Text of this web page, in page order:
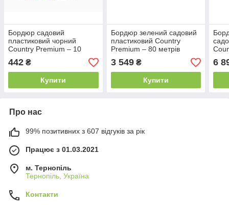
Бордюр садовий
пластиковий чорний
Country Premium – 10
метрів
442 ₴
Купити
Бордюр зелений садовий
пластиковий Country
Premium – 80 метрів
3 549₴
Купити
6
Про нас
99% позитивних з 607 відгуків за рік
Працює з 01.03.2021
м. Тернопіль
Тернопіль, Україна
Контакти